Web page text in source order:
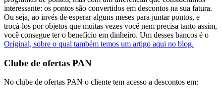
interessante: os pontos são convertidos em descontos na sua fatura.
Ou seja, ao invés de esperar alguns meses para juntar pontos, e
trocá-los por objetos que muitas vezes você nem precisa tanto assim,
você consegue ter o benefício em dinheiro. Um desses bancos é o
Original, sobre o qual também temos um artigo aqui no blog.
Clube de ofertas PAN
No clube de ofertas PAN o cliente tem acesso a descontos em: